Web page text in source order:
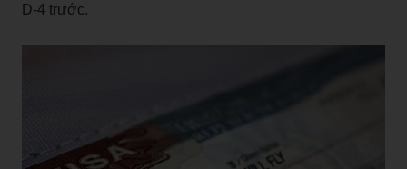
D-4 trước.